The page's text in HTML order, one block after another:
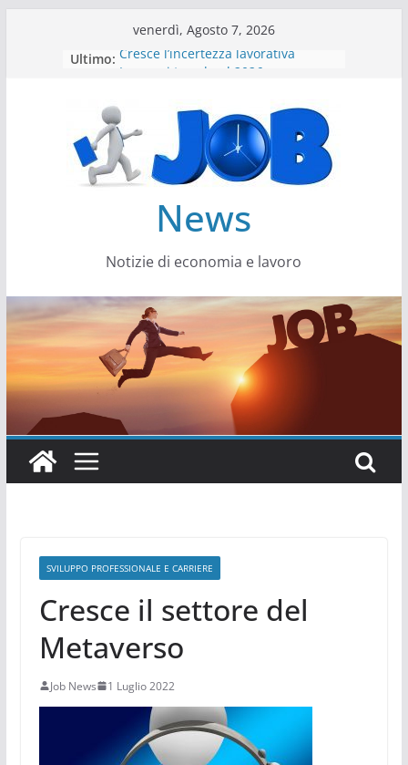
venerdì, Agosto 7, 2026
Ultimo: Cresce l’incertezza lavorativa
Il settore energy cambia veste
Servono più sustainability data
architect
News
Notizie di economia e lavoro
SVILUPPO PROFESSIONALE E CARRIERE
Cresce il settore del
Metaverso
Job News 1 Luglio 2022